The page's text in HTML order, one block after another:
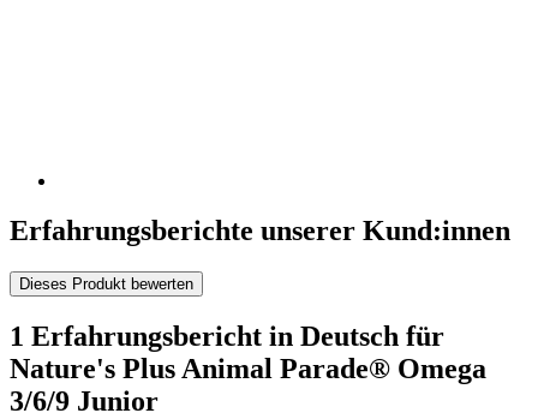
Erfahrungsberichte unserer Kund:innen
Dieses Produkt bewerten
1 Erfahrungsbericht in Deutsch für
Nature's Plus Animal Parade® Omega
3/6/9 Junior